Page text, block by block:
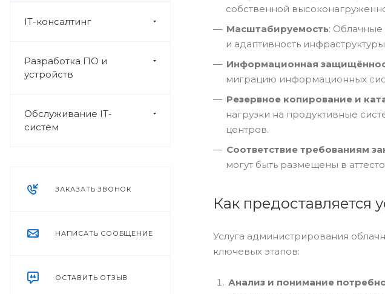
IT-консалтинг
Разработка ПО и
устройств
Обслуживание IT-
систем
ЗАКАЗАТЬ ЗВОНОК
НАПИСАТЬ СООБЩЕНИЕ
ОСТАВИТЬ ОТЗЫВ
собственной
Масштабируемость: Облачные
и адаптивность
Информационная
миграцию информационных
Резервное копирование и
нагрузки на продуктивные
центров.
Соответствие требованиям
могут быть размещены в
Как предоставляется
Услуга администрирования
ключевых этапов:
Анализ и понимание